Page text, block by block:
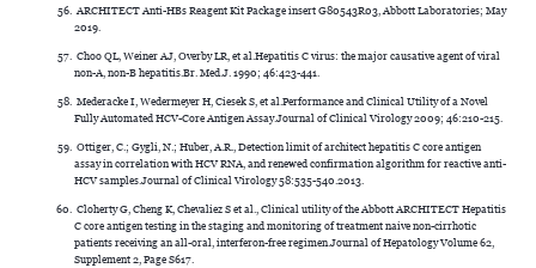
ARCHITECT Anti-HBs Reagent Kit Package insert G80543R03, Abbott Laboratories; May
2019.
Choo QL, Weiner AJ, Overby LR, et al.Hepatitis C virus: the major causative agent of viral
non-A, non-B hepatitis.Br. Med.J. 1990; 46:423-441.
Mederacke I, Wedermeyer H, Ciesek S, et al.Performance and Clinical Utility of a Novel
Fully Automated HCV-Core Antigen Assay.Journal of Clinical Virology 2009; 46:210-215.
Ottiger, C.; Gygli, N.; Huber, A.R., Detection limit of architect hepatitis C core antigen
assay in correlation with HCV RNA, and renewed confirmation algorithm for reactive anti-
HCV samples.Journal of Clinical Virology 58:535-540.2013.
Cloherty G, Cheng K, Chevaliez S et al., Clinical utility of the Abbott ARCHITECT Hepatitis
C core antigen testing in the staging and monitoring of treatment naive non-cirrhotic
patients receiving an all-oral, interferon-free regimen.Journal of Hepatology Volume 62,
Supplement 2, Page S617.